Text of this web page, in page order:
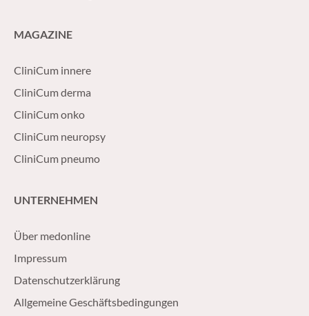
MAGAZINE
CliniCum innere
CliniCum derma
CliniCum onko
CliniCum neuropsy
CliniCum pneumo
UNTERNEHMEN
Über medonline
Impressum
Datenschutzerklärung
Allgemeine Geschäftsbedingungen